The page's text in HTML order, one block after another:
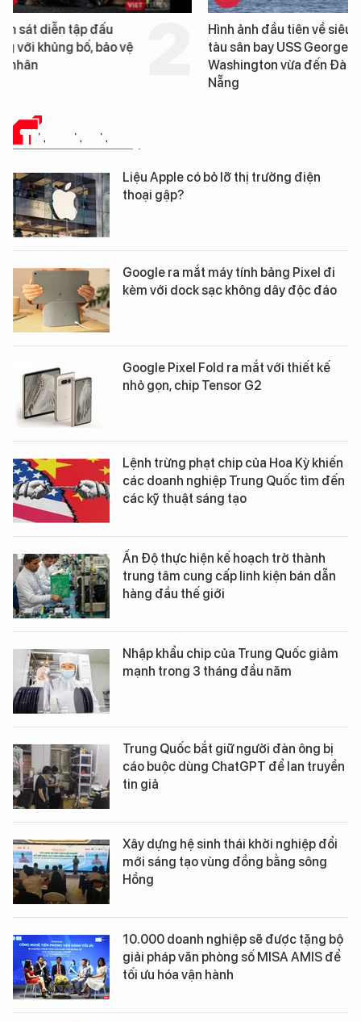
Hình ảnh đầu tiên về siêu
tàu sân bay USS George
Washington vừa đến Đà
Cận cảnh chiến hạm
tống tàu sân bay USS
George Washington
Đà Nẵng
TIN CÔNG NGHỆ
Liệu Apple có bỏ lỡ thị trường điện
thoại gập?
Google ra mắt máy tính bảng Pixel đi
kèm với dock sạc không dây độc đáo
Google Pixel Fold ra mắt với thiết kế
nhỏ gọn, chip Tensor G2
Lệnh trừng phạt chip của Hoa Kỳ khiến
các doanh nghiệp Trung Quốc tìm đến
các kỹ thuật sáng tạo
Ấn Độ thực hiện kế hoạch trở thành
trung tâm cung cấp linh kiện bán dẫn
hàng đầu thế giới
Nhập khẩu chip của Trung Quốc giảm
mạnh trong 3 tháng đầu năm
Trung Quốc bắt giữ người đàn ông bị
cáo buộc dùng ChatGPT để lan truyền
tin giả
Xây dựng hệ sinh thái khởi nghiệp đổi
mới sáng tạo vùng đồng bằng sông
Hồng
10.000 doanh nghiệp sẽ được tặng bộ
giải pháp văn phòng số MISA AMIS để
tối ưu hóa vận hành